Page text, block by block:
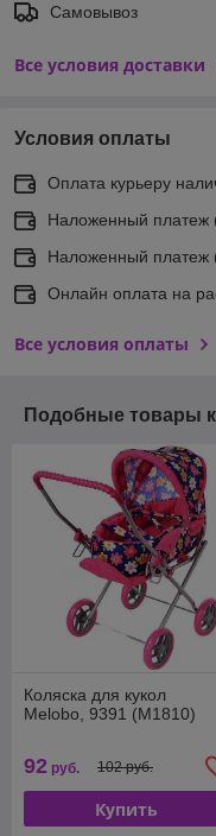
Самовывоз
Все условия доставки
Условия оплаты
Оплата курьеру
Наложенный платеж
Наложенный платеж
Онлайн оплата на
Все условия оплаты
Подобные товары
Коляска для кукол
Melobo, 9391 (M1810)
92 руб. 102 руб.
Купить